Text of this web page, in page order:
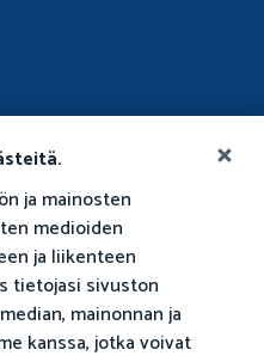
ja mainosten
medioiden
ja liikenteen
tietojasi sivuston
mainonnan ja
kanssa, jotka voivat